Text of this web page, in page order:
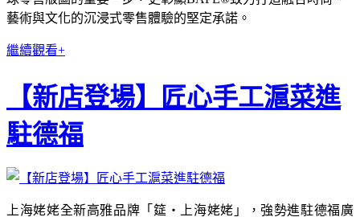
藝術與文化的沉浸式零售體驗的堅定承諾。
繼續觀看+
【新店登場】匠心手工滬菜進
駐德福
上海姥姥全新高雅品牌「筵‧上海姥姥」，強勢進駐德福廣